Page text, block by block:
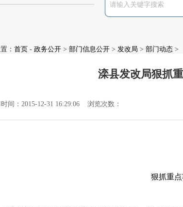
： 首页 - 政务公开 > 部门信息公开 > 发改局 > 部门动态 >
滦县发改局狠抓
间：2015-12-31 16:29:06 浏览次数：
狠抓重